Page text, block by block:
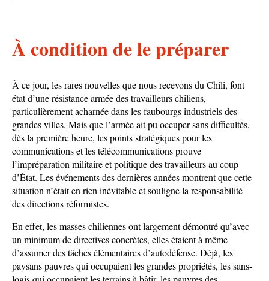
À condition de le préparer
À ce jour, les rares nouvelles que nous recevons du Chili, font
état d’une résistance armée des travailleurs chiliens,
particulièrement acharnée dans les faubourgs industriels des
grandes villes. Mais que l’armée ait pu occuper sans difficultés,
dès la première heure, les points stratégiques pour les
communications et les télécommunications prouve
l’impréparation militaire et politique des travailleurs au coup
d’État. Les événements des dernières années montrent que cette
situation n’était en rien inévitable et souligne la responsabilité
des directions réformistes.
En effet, les masses chiliennes ont largement démontré qu’avec
un minimum de directives concrètes, elles étaient à même
d’assumer des tâches élémentaires d’autodéfense. Déjà, les
paysans pauvres qui occupaient les grandes propriétés, les sans-